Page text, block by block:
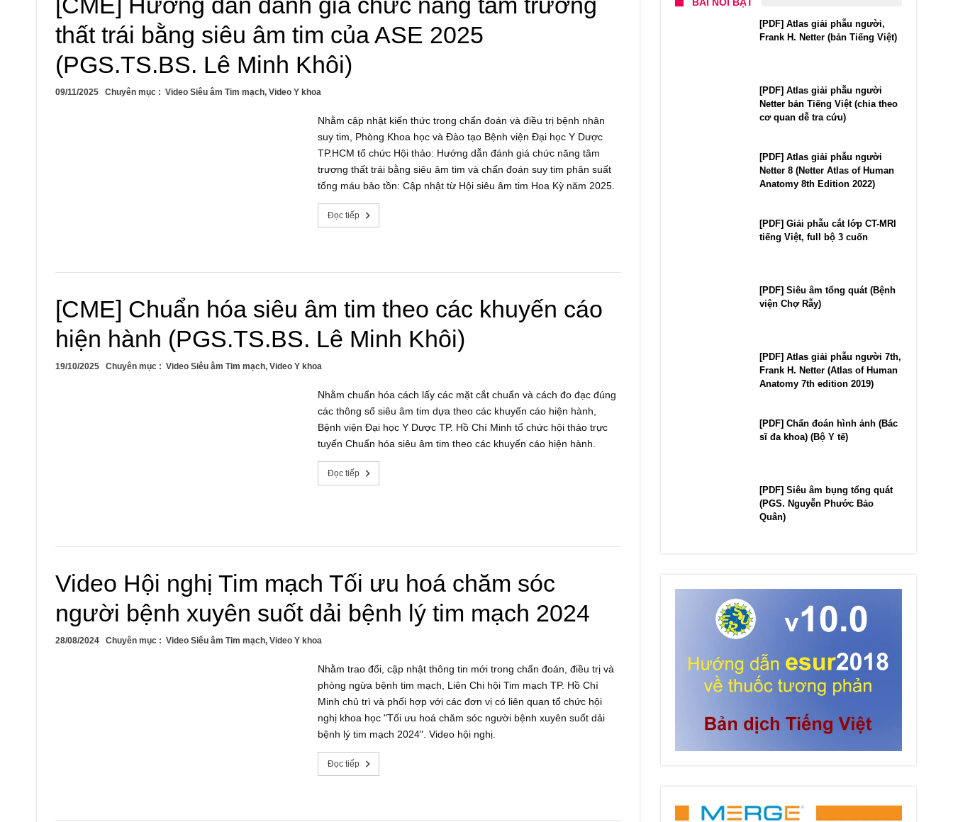
thất trái bằng siêu âm tim của ASE 2025
(PGS.TS.BS. Lê Minh Khôi)
09/11/2025 Chuyên mục : Video Siêu âm Tim mạch, Video Y khoa
Nhằm cập nhật kiến thức trong chẩn đoán và điều trị bệnh nhân
suy tim, Phòng Khoa học và Đào tạo Bệnh viện Đại học Y Dược
TP.HCM tổ chức Hội thảo: Hướng dẫn đánh giá chức năng tâm
trương thất trái bằng siêu âm tim và chẩn đoán suy tim phân suất
tống máu bảo tồn: Cập nhật từ Hội siêu âm tim Hoa Kỳ năm 2025.
Đọc tiếp
[CME] Chuẩn hóa siêu âm tim theo các khuyến cáo
hiện hành (PGS.TS.BS. Lê Minh Khôi)
19/10/2025 Chuyên mục : Video Siêu âm Tim mạch, Video Y khoa
Nhằm chuẩn hóa cách lấy các mặt cắt chuẩn và cách đo đạc đúng
các thông số siêu âm tim dựa theo các khuyến cáo hiện hành,
Bệnh viện Đại học Y Dược TP. Hồ Chí Minh tổ chức hội thảo trực
tuyến Chuẩn hóa siêu âm tim theo các khuyến cáo hiện hành.
Đọc tiếp
Video Hội nghị Tim mạch Tối ưu hoá chăm sóc
người bệnh xuyên suốt dải bệnh lý tim mạch 2024
28/08/2024 Chuyên mục : Video Siêu âm Tim mạch, Video Y khoa
Nhằm trao đổi, cập nhật thông tin mới trong chẩn đoán, điều trị và
phòng ngừa bệnh tim mạch, Liên Chi hội Tim mạch TP. Hồ Chí
Minh chủ trì và phối hợp với các đơn vị có liên quan tổ chức hội
nghị khoa học "Tối ưu hoá chăm sóc người bệnh xuyên suốt dải
bệnh lý tim mạch 2024". Video hội nghị.
Đọc tiếp
[PDF] Atlas giải phẫu người,
Frank H. Netter (bản Tiếng Việt)
[PDF] Atlas giải phẫu người
Netter bản Tiếng Việt (chia theo
cơ quan dễ tra cứu)
[PDF] Atlas giải phẫu người
Netter 8 (Netter Atlas of Human
Anatomy 8th Edition 2022)
[PDF] Giải phẫu cắt lớp CT-MRI
tiếng Việt, full bộ 3 cuốn
[PDF] Siêu âm tổng quát (Bệnh
viện Chợ Rẫy)
[PDF] Atlas giải phẫu người 7th,
Frank H. Netter (Atlas of Human
Anatomy 7th edition 2019)
[PDF] Chẩn đoán hình ảnh (Bác
sĩ đa khoa) (Bộ Y tế)
[PDF] Siêu âm bụng tổng quát
(PGS. Nguyễn Phước Bảo
Quân)